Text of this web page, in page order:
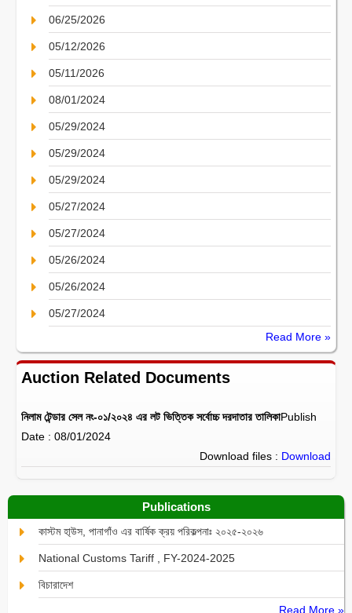
06/25/2026
05/12/2026
05/11/2026
08/01/2024
05/29/2024
05/29/2024
05/29/2024
05/27/2024
05/27/2024
05/26/2024
05/26/2024
05/27/2024
Read More »
Auction Related Documents
নিলাম টেন্ডার সেল নং-০১/২০২৪ এর লট ভিত্তিক সর্বোচ্চ দরদাতার তালিকাPublish
Date : 08/01/2024
Download files : Download
Publications
কাস্টম হা্উস, পানাগাঁও এর বার্ষিক ক্রয় পরিকল্পনাঃ ২০২৫-২০২৬
National Customs Tariff , FY-2024-2025
বিচারাদেশ
Read More »